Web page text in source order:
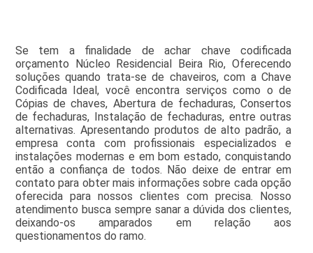
Se tem a finalidade de achar chave codificada
orçamento Núcleo Residencial Beira Rio, Oferecendo
soluções quando trata-se de chaveiros, com a Chave
Codificada Ideal, você encontra serviços como o de
Cópias de chaves, Abertura de fechaduras, Consertos
de fechaduras, Instalação de fechaduras, entre outras
alternativas. Apresentando produtos de alto padrão, a
empresa conta com profissionais especializados e
instalações modernas e em bom estado, conquistando
então a confiança de todos. Não deixe de entrar em
contato para obter mais informações sobre cada opção
oferecida para nossos clientes com precisa. Nosso
atendimento busca sempre sanar a dúvida dos clientes,
deixando-os amparados em relação aos
questionamentos do ramo.